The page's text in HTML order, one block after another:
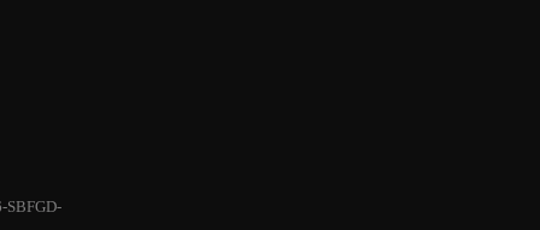
SBFGD-